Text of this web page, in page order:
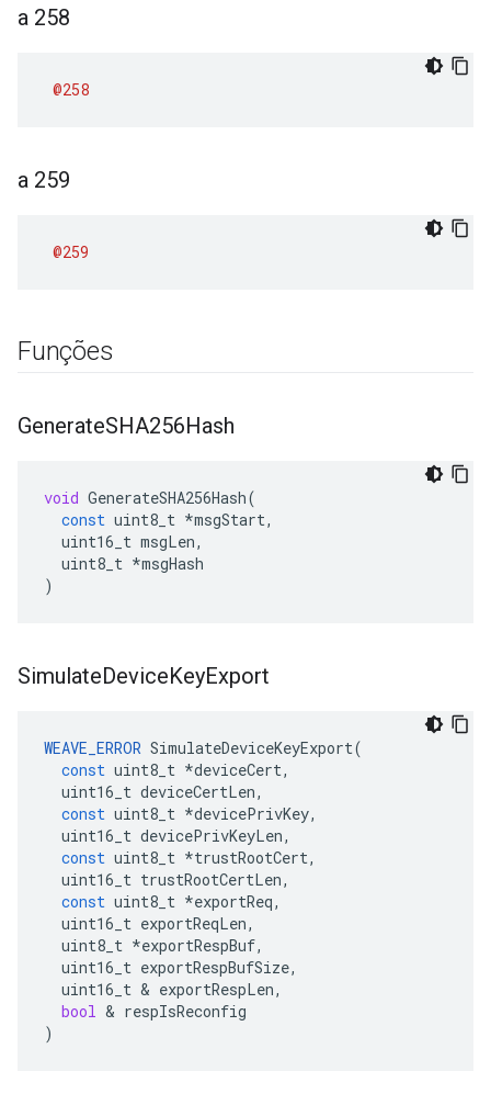
a 258
@258
a 259
@259
Funções
GenerateSHA256Hash
void GenerateSHA256Hash(
const uint8_t *msgStart,
uint16_t msgLen,
uint8_t *msgHash
)
SimulateDeviceKeyExport
WEAVE_ERROR SimulateDeviceKeyExport(
const uint8_t *deviceCert,
uint16_t deviceCertLen,
const uint8_t *devicePrivKey,
uint16_t devicePrivKeyLen,
const uint8_t *trustRootCert,
uint16_t trustRootCertLen,
const uint8_t *exportReq,
uint16_t exportReqLen,
uint8_t *exportRespBuf,
uint16_t exportRespBufSize,
uint16_t & exportRespLen,
bool & respIsReconfig
)